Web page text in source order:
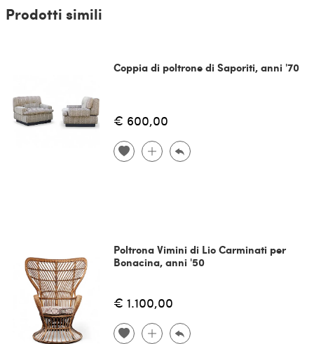
Prodotti simili
Coppia di poltrone di Saporiti, anni '70
€ 600,00
Poltrona Vimini di Lio Carminati per
Bonacina, anni '50
€ 1.100,00